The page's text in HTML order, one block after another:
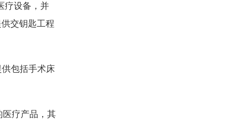
疗设备，并
交钥匙工程
包括手术床
医疗产品，其